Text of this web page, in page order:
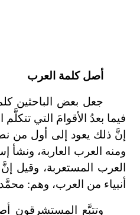
أصل كلمة العرب
جعل بعض الباحثين
فيما بعدُ الأقوامَ التي
إنَّ ذلك يعود إلى أول من
ومنه العرب العاربة، ونشأ
العرب المستعربة، وقيل
أنبياء من العرب، وهم:
وتتبَّع المستشرقون